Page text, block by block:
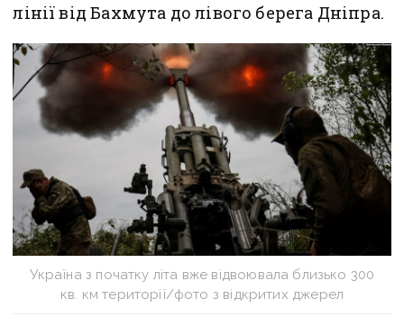
лінії від Бахмута до лівого берега Дніпра.
Україна з початку літа вже відвоювала близько 300
кв. км території/фото з відкритих джерел